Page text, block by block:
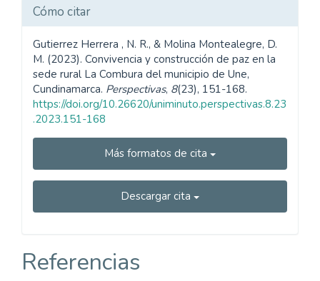
Cómo citar
Gutierrez Herrera , N. R., & Molina Montealegre, D.
M. (2023). Convivencia y construcción de paz en la
sede rural La Combura del municipio de Une,
Cundinamarca. Perspectivas, 8(23), 151-168.
https://doi.org/10.26620/uniminuto.perspectivas.8.23
.2023.151-168
Más formatos de cita
Descargar cita
Referencias